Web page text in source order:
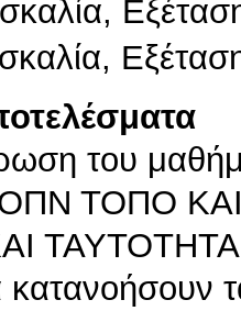
του
ΤΟΠΝ ΤΟΠΟ
τα